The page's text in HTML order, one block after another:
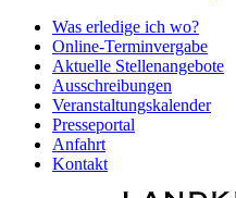
Was erledige ich wo?
Online-Terminvergabe
Aktuelle Stellenangebote
Ausschreibungen
Veranstaltungskalender
Presseportal
Anfahrt
Kontakt